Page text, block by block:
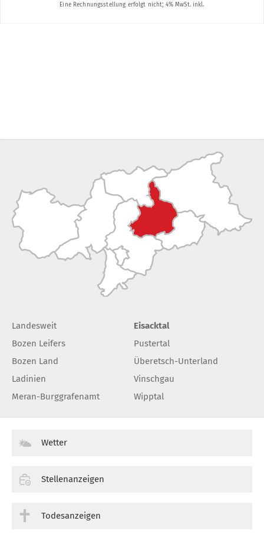
Landesweit
Bozen Leifers
Bozen Land
Ladinien
Meran-Burggrafenamt
Eisacktal
Pustertal
Überetsch-Unterland
Vinschgau
Wipptal
Wetter
Stellenanzeigen
Todesanzeigen